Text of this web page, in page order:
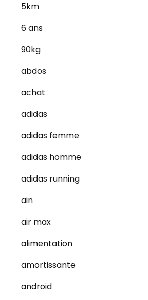
5km
6 ans
90kg
abdos
achat
adidas
adidas femme
adidas homme
adidas running
ain
air max
alimentation
amortissante
android